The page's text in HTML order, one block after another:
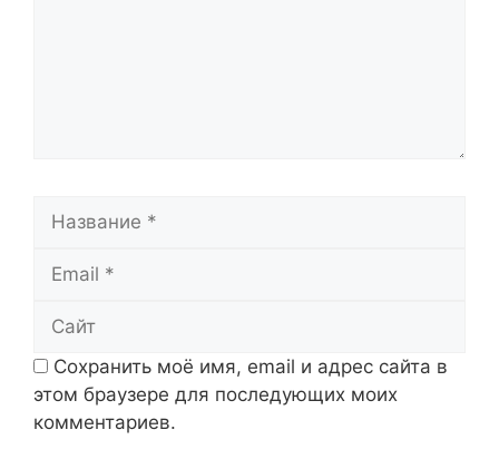
Сохранить моё имя, email и адрес сайта в
этом браузере для последующих моих
комментариев.